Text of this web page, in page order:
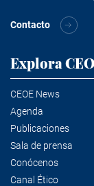
Contacto
Explora
CEOE News
Agenda
Publicaciones
Sala de prensa
Conócenos
Canal Ético